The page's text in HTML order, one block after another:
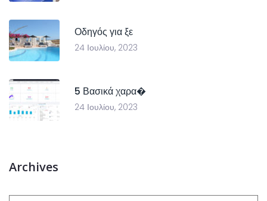
Οδηγός για ξε
24 Ιουλίου, 2023
5 Βασικά χαρα�
24 Ιουλίου, 2023
Archives